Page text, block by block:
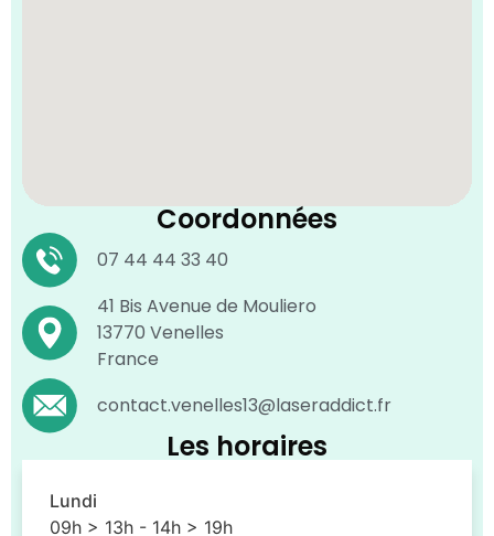
Coordonnées
07 44 44 33 40
41 Bis Avenue de Mouliero
13770 Venelles
France
contact.venelles13@laseraddict.fr
Les horaires
Lundi
09h > 13h - 14h > 19h